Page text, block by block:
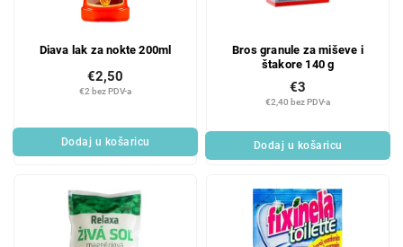
Diava lak za nokte 200ml
€2 bez PDV-a
€2,50
Dodaj u košaricu
Bros granule za miševe i
štakore 140 g
€2,40 bez PDV-a
€3
Dodaj u košaricu